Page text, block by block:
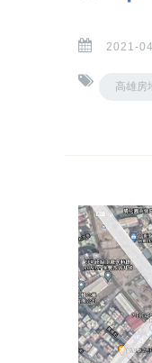
2021-
高雄房